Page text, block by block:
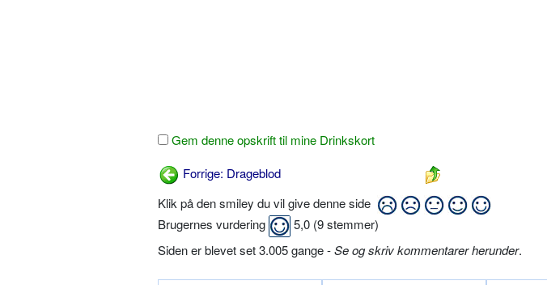
Gem denne opskrift til mine Drinkskort
Forrige: Drageblod
Klik på den smiley du vil give denne side
Brugernes vurdering
5,0 (9stemmer)
Siden er blevet set 3.005 gange -Se og skriv kommentarer herunder.